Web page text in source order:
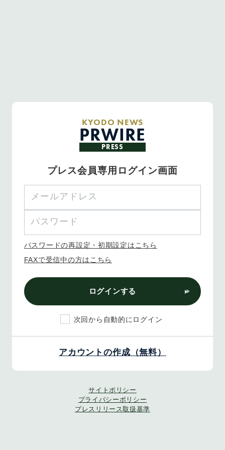
KYODO NEWS
PRWIRE
PRESS
プレス会員専用ログイン画面
パスワードの再設定・初期設定はこちら
FAXで受信中の方はこちら
ログインする
次回から自動的にログイン
アカウントの作成（無料）
サイトポリシー
プライバシーポリシー
プレスリリース取扱基準